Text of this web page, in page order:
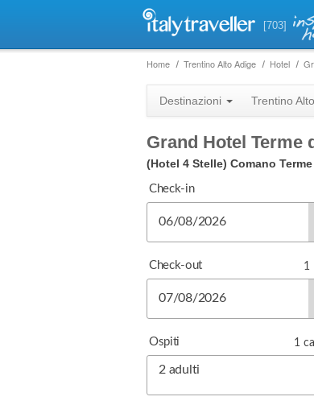
[703]
Home Trentino Alto Adige Hotel
Destinazioni Trentino
Grand Hotel Terme
(Hotel 4 Stelle) Comano Terme
Check-in
Check-out 1
Ospiti
2 adulti
1